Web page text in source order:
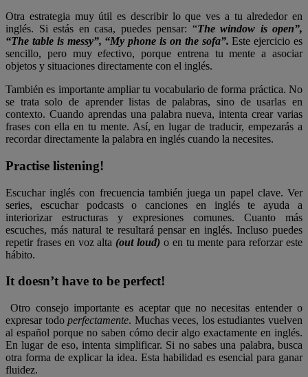
Otra estrategia muy útil es describir lo que ves a tu alrededor en
inglés. Si estás en casa, puedes pensar: “The window is open”,
“The table is messy”, “My phone is on the sofa”. Este ejercicio es
sencillo, pero muy efectivo, porque entrena tu mente a asociar
objetos y situaciones directamente con el inglés.
También es importante ampliar tu vocabulario de forma práctica. No
se trata solo de aprender listas de palabras, sino de usarlas en
contexto. Cuando aprendas una palabra nueva, intenta crear varias
frases con ella en tu mente. Así, en lugar de traducir, empezarás a
recordar directamente la palabra en inglés cuando la necesites.
Practise listening!
Escuchar inglés con frecuencia también juega un papel clave. Ver
series, escuchar podcasts o canciones en inglés te ayuda a
interiorizar estructuras y expresiones comunes. Cuanto más
escuches, más natural te resultará pensar en inglés. Incluso puedes
repetir frases en voz alta (out loud) o en tu mente para reforzar este
hábito.
It doesn’t have to be perfect!
Otro consejo importante es aceptar que no necesitas entender o
expresar todoperfectamente. Muchas veces, los estudiantes vuelven
al español porque no saben cómo decir algo exactamente en inglés.
En lugar de eso, intenta simplificar. Si no sabes una palabra, busca
otra forma de explicar la idea. Esta habilidad es esencial para ganar
fluidez.